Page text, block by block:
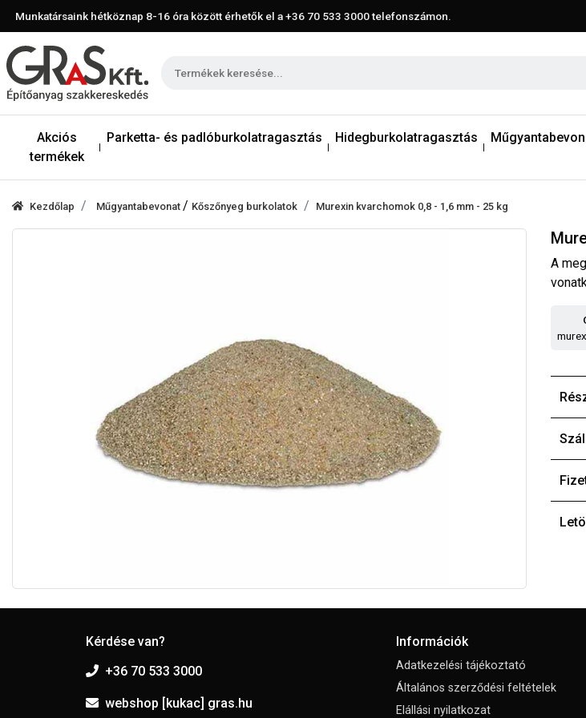
Munkatársaink hétköznap 8-16 óra között érhetők el a+36 70 533 3000telefonszámon.
Akciós
termékek
Parketta- és padlóburkolatragasztás Hidegburkolatragasztás
Kezdőlap Műgyantabevonat / Kőszőnyeg burkolatok Murexin kvarchomok 0,8 - 1,6 mm - 25 kg
A
Kérdése van?
+36 70 533 3000
webshop [kukac] gras.hu
Információk
Adatkezelési tájékoztató
Általános szerződési feltételek
Elállási nyilatkozat